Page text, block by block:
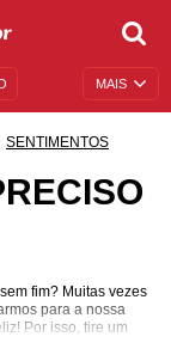
MAIS
SENTIMENTOS
fim? Muitas vezes
para a nossa
Por isso, tire um
tirando um tempo